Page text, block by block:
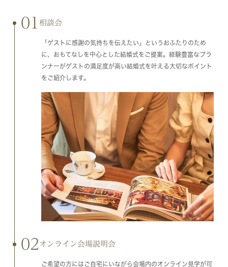
01 相談会
「ゲストに感謝の気持ちを伝えたい」というおふたりのため
に、おもてなしを中心とした結婚式をご提案。経験豊富なプラ
ンナーがゲストの満足度が高い結婚式を叶える大切なポイント
をご紹介します。
02 オンライン会場説明会
ご希望の方にはご自宅にいながら会場内のオンライン見学が可